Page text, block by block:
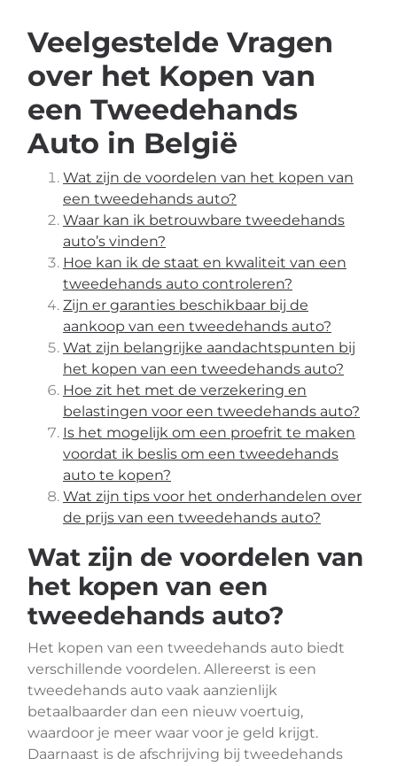
Veelgestelde Vragen
over het Kopen van
een Tweedehands
Auto in België
Wat zijn de voordelen van het kopen van
een tweedehands auto?
Waar kan ik betrouwbare tweedehands
auto’s vinden?
Hoe kan ik de staat en kwaliteit van een
tweedehands auto controleren?
Zijn er garanties beschikbaar bij de
aankoop van een tweedehands auto?
Wat zijn belangrijke aandachtspunten bij
het kopen van een tweedehands auto?
Hoe zit het met de verzekering en
belastingen voor een tweedehands auto?
Is het mogelijk om een proefrit te maken
voordat ik beslis om een tweedehands
auto te kopen?
Wat zijn tips voor het onderhandelen over
de prijs van een tweedehands auto?
Wat zijn de voordelen van
het kopen van een
tweedehands auto?
Het kopen van een tweedehands auto biedt
verschillende voordelen. Allereerst is een
tweedehands auto vaak aanzienlijk
betaalbaarder dan een nieuw voertuig,
waardoor je meer waar voor je geld krijgt.
Daarnaast is de afschrijving bij tweedehands